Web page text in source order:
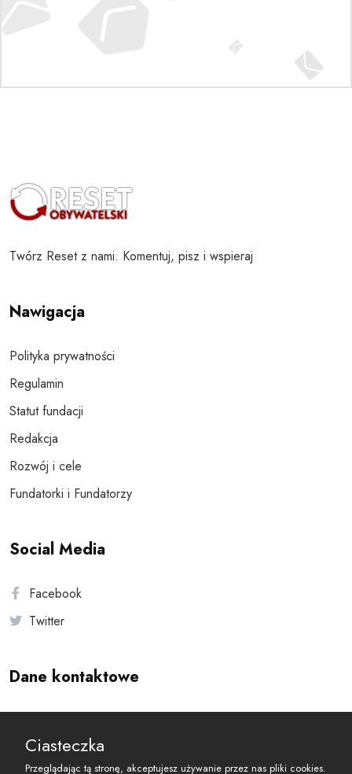
Twórz Reset z nami. Komentuj, pisz i wspieraj
Nawigacja
Polityka prywatności
Regulamin
Statut fundacji
Redakcja
Rozwój i cele
Fundatorki i Fundatorzy
Social Media
Facebook
Twitter
Dane kontaktowe
reset@resetobywatelski.pl
Ciasteczka
Przeglądając tą stronę, akceptujesz używanie przez nas pliki cookies.